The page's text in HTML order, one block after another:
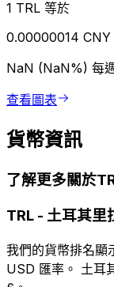
1 TRL 等於
0.00000014 CNY
NaN (NaN%) 每
查看圖表
貨幣資訊
了解更多關於
TRL - 土耳其里
我們的貨幣排名顯
USD 匯率。 土耳